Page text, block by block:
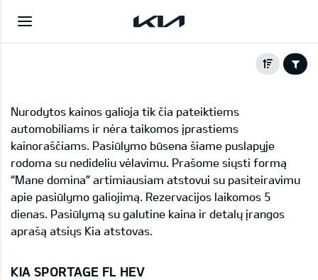
Nurodytos kainos galioja tik čia pateiktiems
automobiliams ir nėra taikomos įprastiems
kainoraščiams. Pasiūlymo būsena šiame puslapyje
rodoma su nedideliu vėlavimu. Prašome siųsti formą
“Mane domina” artimiausiam atstovui su pasiteiravimu
apie pasiūlymo galiojimą. Rezervacijos laikomos 5
dienas. Pasiūlymą su galutine kaina ir detalų įrangos
aprašą atsiųs Kia atstovas.
KIA SPORTAGE FL HEV